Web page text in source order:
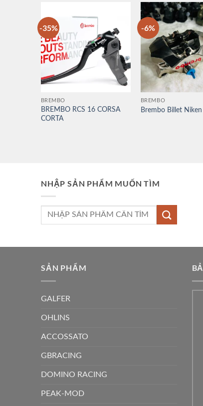
-35%
BREMBO
BREMBO RCS 16 CORSA
CORTA
-6%
BREMBO
Brembo Billet
NHẬP SẢN PHẨM MUỐN TÌM
Tìm
kiếm:
SẢN PHẨM
GALFER
OHLINS
ACCOSSATO
GBRACING
DOMINO RACING
PEAK-MOD